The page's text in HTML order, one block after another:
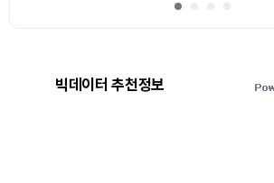
빅데이터 추천정보